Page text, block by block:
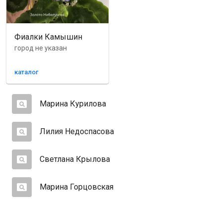
Фиалки Камышин
город не указан
каталог
Марина Курилова
Лилия Недоспасова
Светлана Крылова
Марина Горцовская